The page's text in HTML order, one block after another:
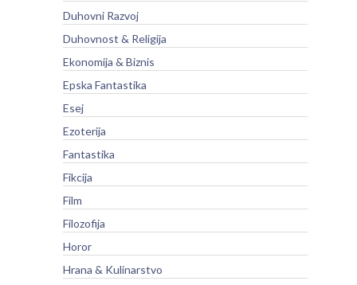
Duhovni Razvoj
Duhovnost & Religija
Ekonomija & Biznis
Epska Fantastika
Esej
Ezoterija
Fantastika
Fikcija
Film
Filozofija
Horor
Hrana & Kulinarstvo